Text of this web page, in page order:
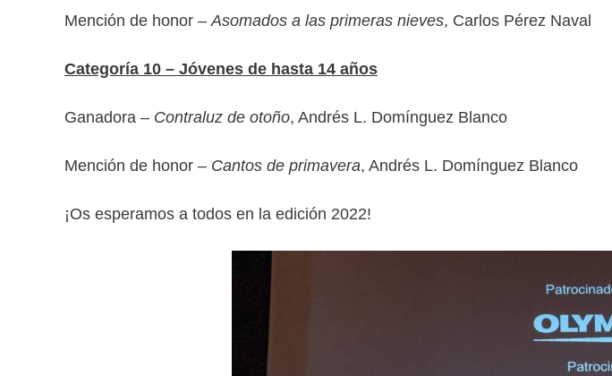
Mención de honor –Asomados a las primeras nieves, Carlos Pérez Naval
Categoría 10 – Jóvenes de hasta 14 años
Ganadora – Contraluz de otoño, Andrés L. Domínguez Blanco
Mención de honor – Cantos de primavera, Andrés L. Domínguez Blanco
¡Os esperamos a todos en la edición 2022!